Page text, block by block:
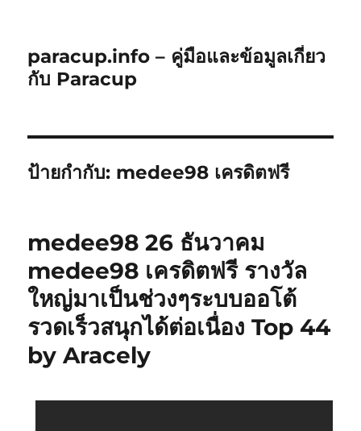
paracup.info – คู่มือและข้อมูลเกี่ยว
กับ Paracup
ป้ายกำกับ: medee98 เครดิตฟรี
medee98 26 ธันวาคม
medee98 เครดิตฟรี รางวัล
ใหญ่มาเป็นช่วงๆระบบออโต้
รวดเร็วสนุกได้ต่อเนื่อง Top 44
by Aracely